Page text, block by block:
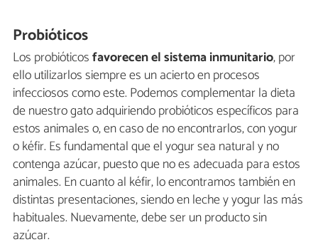
Probióticos
Los probióticosfavorecen el sistema inmunitario, por
ello utilizarlos siempre es un acierto en procesos
infecciosos como este. Podemos complementar la dieta
de nuestro gato adquiriendo probióticos específicos para
estos animales o, en caso de no encontrarlos, con yogur
o kéfir. Es fundamental que el yogur sea natural y no
contenga azúcar, puesto que no es adecuada para estos
animales. En cuanto al kéfir, lo encontramos también en
distintas presentaciones, siendo en leche y yogur las más
habituales. Nuevamente, debe ser un producto sin
azúcar.